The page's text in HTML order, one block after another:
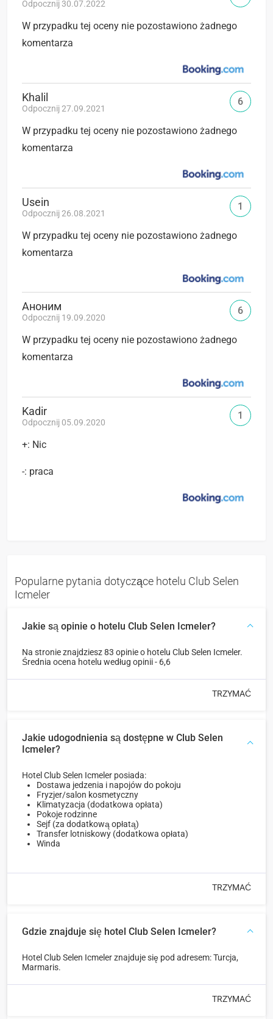
Odpocznij 30.07.2022
W przypadku tej oceny nie pozostawiono żadnego
komentarza
Khalil
Odpocznij 27.09.2021
W przypadku tej oceny nie pozostawiono żadnego
komentarza
6
Usein
Odpocznij 26.08.2021
W przypadku tej oceny nie pozostawiono żadnego
komentarza
1
Аноним
Odpocznij 19.09.2020
W przypadku tej oceny nie pozostawiono żadnego
komentarza
6
Kadir
Odpocznij 05.09.2020
+: Nic
-: praca
1
Popularne pytania dotyczące hotelu Club Selen
Icmeler
Jakie są opinie o hotelu Club Selen Icmeler?
Na stronie znajdziesz 83 opinie o hotelu Club Selen Icmeler.
Średnia ocena hotelu według opinii - 6,6
TRZYMAĆ
Jakie udogodnienia są dostępne w Club Selen
Icmeler?
Hotel Club Selen Icmeler posiada:
Dostawa jedzenia i napojów do pokoju
Fryzjer/salon kosmetyczny
Klimatyzacja (dodatkowa opłata)
Pokoje rodzinne
Sejf (za dodatkową opłatą)
Transfer lotniskowy (dodatkowa opłata)
Winda
TRZYMAĆ
Gdzie znajduje się hotel Club Selen Icmeler?
Hotel Club Selen Icmeler znajduje się pod adresem: Turcja,
Marmaris.
TRZYMAĆ